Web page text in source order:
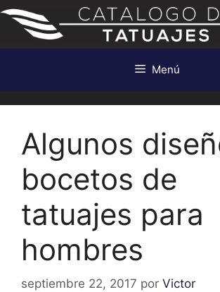
Saltar
contenido
Menú
Algunos
bocetos de
tatuajes para
hombres
septiembre 22, 2017 por Victor